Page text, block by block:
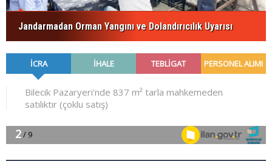
Jandarmadan Orman Yangını ve Dolandırıcılık Uyarısı